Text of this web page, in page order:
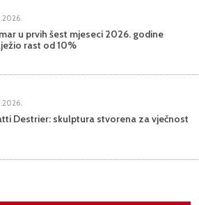
u prvih šest mjeseci 2026. godine
rast od 10%
Destrier: skulptura stvorena za vječnost